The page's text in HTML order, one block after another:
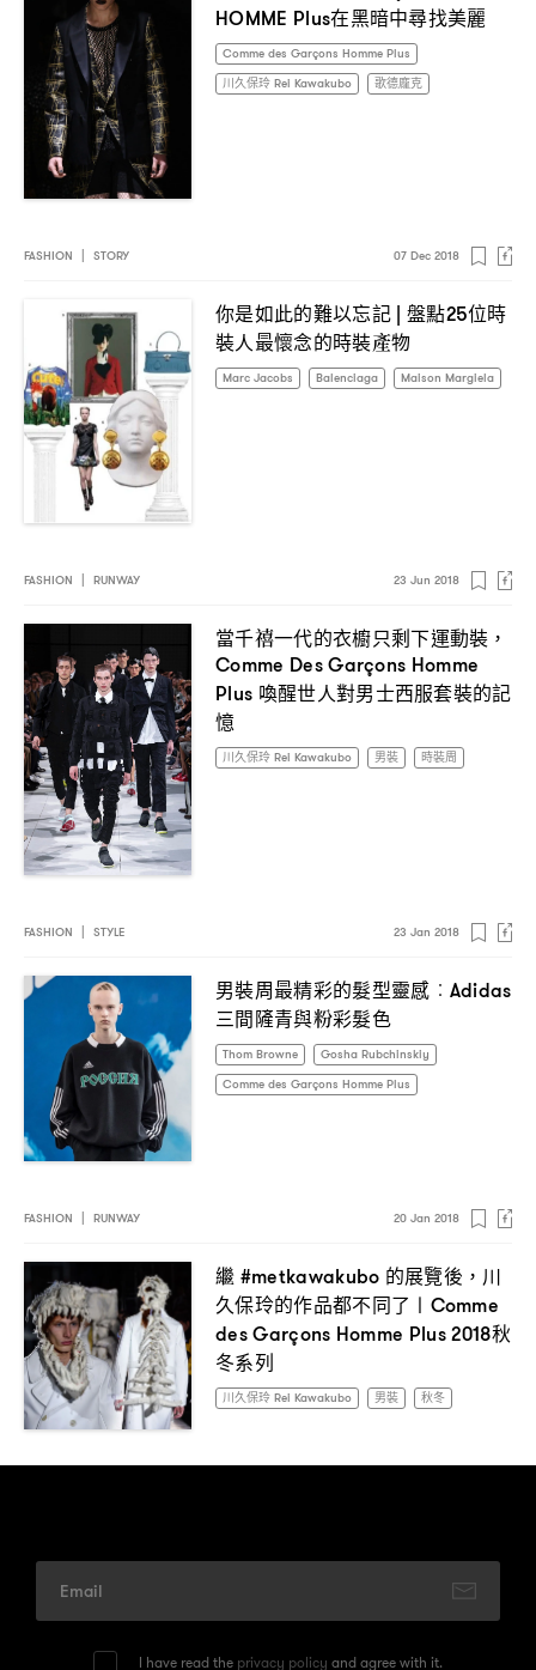
HOMME Plus在黑暗中尋找美麗
Comme des Garçons Homme Plus
川久保玲 Rei Kawakubo
歌德龐克
FASHION | STORY 07 Dec 2018
你是如此的難以忘記| 盤點25位時
裝人最懷念的時裝產物
Marc Jacobs Balenciaga Maison Margiela
FASHION RUNWAY 23 Jun 2018
當千禧一代的衣櫥只剩下運動裝 ，
Comme Des Garçons Homme
Plus 喚醒世人對男士西服套裝的記
憶
川久保玲 Rei Kawakubo 男裝 時裝周
FASHION STYLE 23 Jan 2018
男裝周最精彩的髮型靈感 ︰Adidas
三間隡青與粉彩髮色
Thom Browne
Gosha Rubchinskiy
Comme des Garçons Homme Plus
FASHION RUNWAY 20 Jan 2018
繼 #metkawakubo 的展覽後 ，川
久保玲的作品都不同了〡 Comme
des Garçons Homme Plus 2018秋
冬系列
川久保玲 Rei Kawakubo 男裝 秋冬
I have read the privacy policy and agree with it.